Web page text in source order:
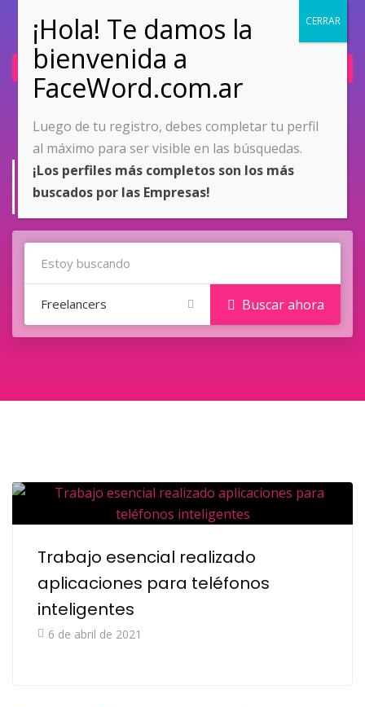
Ingresar
Fun & Lifestyle
Fun & Lifestyle
Freelancers Buscar ahora
Trabajo esencial realizado
aplicaciones para teléfonos
inteligentes
6 de abril de 2021
Luego de tu registro, debes completar tu perfil
al máximo para ser visible en las búsquedas.
¡Los perfiles más completos son los más
buscados por las Empresas!